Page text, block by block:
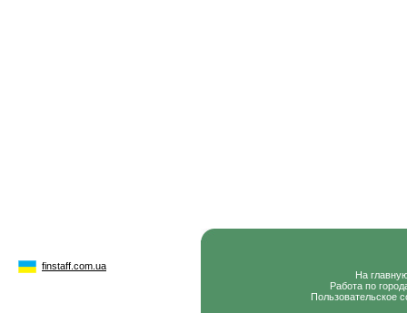
finstaff.com.ua
На
Работа по
Пользовательское